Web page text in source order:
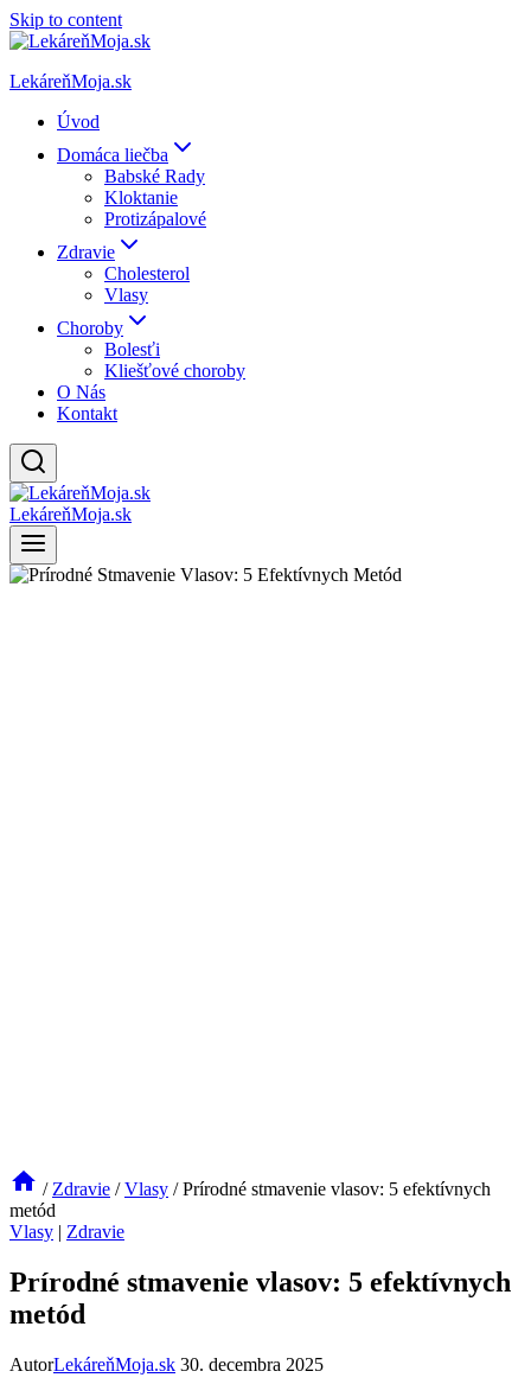
Skip to content
LekáreňMoja.sk
Úvod
Domáca liečba
Babské Rady
Kloktanie
Protizápalové
Zdravie
Cholesterol
Vlasy
Choroby
Bolesťi
Kliešťové choroby
O Nás
Kontakt
LekáreňMoja.sk
/ Zdravie / Vlasy / Prírodné stmavenie vlasov: 5 efektívnych
metód
Vlasy | Zdravie
Prírodné stmavenie vlasov: 5 efektívnych
metód
AutorLekáreňMoja.sk 30. decembra 2025